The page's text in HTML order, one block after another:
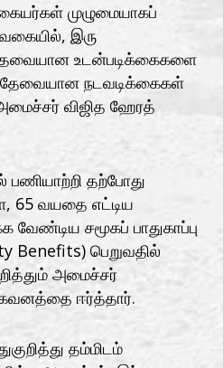
முழுமையாகப்
இரு
உடன்படிக்கைகளை
தேவையான நடவடிக்கைகள்
விஜித ஹேரத்
பணியாற்றி தற்போது
65 வயதை எட்டிய
சமூகப் பாதுகாப்பு
Benefits) பெறுவதில்
அமைச்சர்
கவனத்தை ஈர்த்தார்.
தம்மிடம்